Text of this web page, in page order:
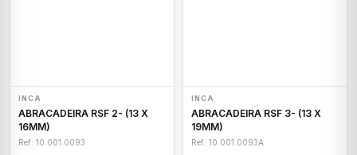
INCA
ABRACADEIRA RSF 2- (13 X
16MM)
Ref: 10.001.0093
INCA
ABRACADEIRA RSF 3- (13 X
19MM)
Ref: 10.001.0093A